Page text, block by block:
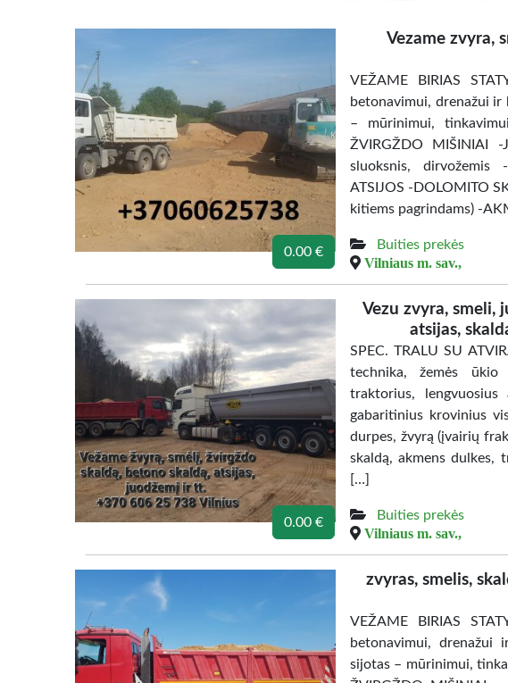
0.00 €
Vezame zvyra,
VEŽAME BIRIAS
betonavimui, drenažui ir
– mūrinimui,
ŽVIRGŽDO MIŠINIAI -
sluoksnis, dirvožemis
ATSIJOS -DOLOMITO
kitiems pagrindams) -
Buities prekės
Vilniaus m. sav.,
0.00 €
Vezu zvyra, smeli,
atsijas,
SPEC. TRALU SU
technika, žemės ūkio
traktorius,
gabaritinius krovinius
durpes, žvyrą (įvairių
skaldą, akmens dulkes,
[…]
Buities prekės
Vilniaus m. sav.,
zvyras, smelis,
VEŽAME BIRIAS
betonavimui, drenažui
sijotas – mūrinimui,